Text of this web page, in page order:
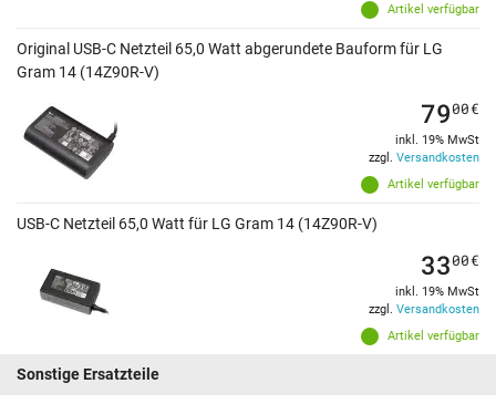
Artikel verfügbar
Original USB-C Netzteil 65,0 Watt abgerundete Bauform für LG
Gram 14 (14Z90R-V)
Artikel verfügbar
7900€
inkl. 19% MwSt
zzgl. Versandkosten
USB-C Netzteil 65,0 Watt für LG Gram 14 (14Z90R-V)
Artikel verfügbar
3300€
inkl. 19% MwSt
zzgl. Versandkosten
Sonstige Ersatzteile